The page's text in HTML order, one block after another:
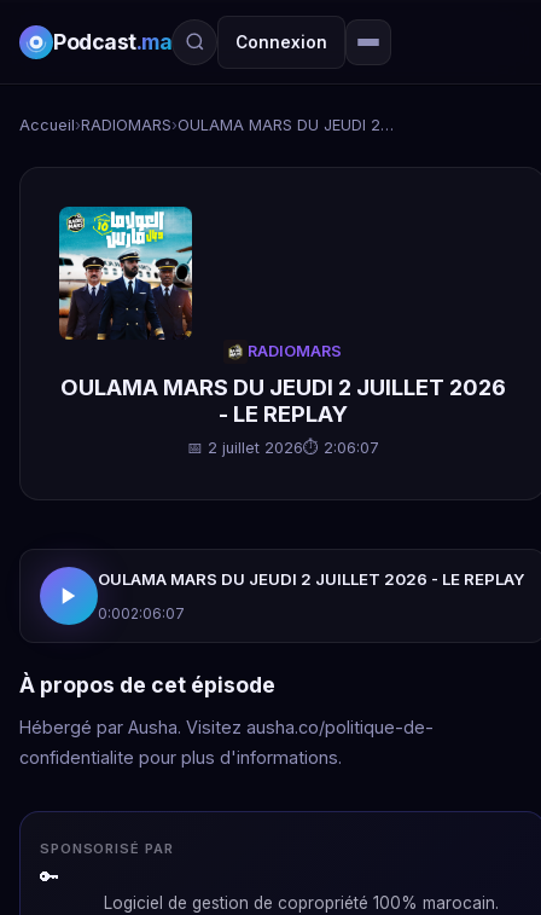
Podcast.ma Connexion
Accueil›RADIOMARS› OULAMA MARS DU JEUDI 2 JUILLET 2026 - LE REPLAY
RADIOMARS
OULAMA MARS DU JEUDI 2 JUILLET 2026
- LE REPLAY
📅 2 juillet 2026⏱ 2:06:07
OULAMA MARS DU JEUDI 2 JUILLET 2026 - LE REPLAY
0:002:06:07
À propos de cet épisode
Hébergé par Ausha. Visitez ausha.co/politique-de-
confidentialite pour plus d'informations.
SPONSORISÉ PAR
🔑
Logiciel de gestion de copropriété 100% marocain.